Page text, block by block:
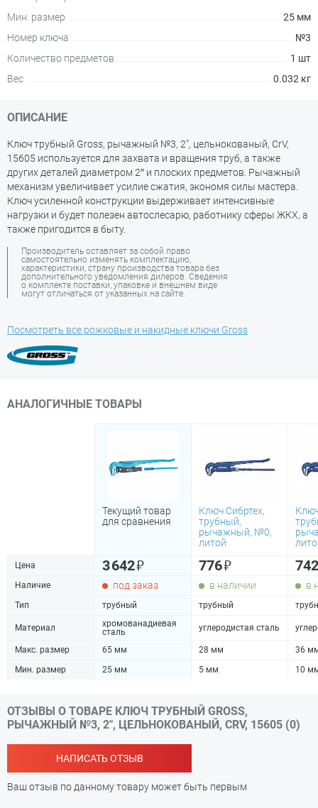
Мин. размер
25 мм
Номер ключа
№3
Количество предметов
1 шт
Вес
0.032 кг
ОПИСАНИЕ
Ключ трубный Gross, рычажный №3, 2", цельнокованый, CrV,
15605 используется для захвата и вращения труб, а также
других деталей диаметром 2″ и плоских предметов. Рычажный
механизм увеличивает усилие сжатия, экономя силы мастера.
Ключ усиленной конструкции выдерживает интенсивные
нагрузки и будет полезен автослесарю, работнику сферы ЖКХ, а
также пригодится в быту.
Производитель оставляет за собой право
самостоятельно изменять комплектацию,
характеристики, страну производства товара без
дополнительного уведомления дилеров. Сведения
о комплекте поставки, упаковке и внешнем виде
могут отличаться от указанных на сайте.
Посмотреть все рожковые и накидные ключи Gross
АНАЛОГИЧНЫЕ ТОВАРЫ
Текущий товар
для сравнения
Ключ Сибртех,
трубный,
рычажный, №0,
литой
Цена 3 642₽ 776₽
Наличие под заказ в наличии в
Тип трубный трубный
Материал
хромованадиевая
сталь
углеродистая сталь
Макс. размер 65 мм 28 мм
36
Мин. размер
25 мм 5 мм 10
ОТЗЫВЫ О ТОВАРЕ КЛЮЧ ТРУБНЫЙ GROSS,
РЫЧАЖНЫЙ №3, 2", ЦЕЛЬНОКОВАНЫЙ, CRV, 15605 (0)
НАПИСАТЬ ОТЗЫВ
Ваш отзыв по данному товару может быть первым